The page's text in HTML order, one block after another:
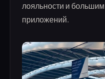
лояльности и
приложений.